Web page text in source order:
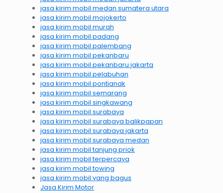
jasa kirim mobil medan sumatera utara
jasa kirim mobil mojokerto
jasa kirim mobil murah
jasa kirim mobil padang
jasa kirim mobil palembang
jasa kirim mobil pekanbaru
jasa kirim mobil pekanbaru jakarta
jasa kirim mobil pelabuhan
jasa kirim mobil pontianak
jasa kirim mobil semarang
jasa kirim mobil singkawang
jasa kirim mobil surabaya
jasa kirim mobil surabaya balikpapan
jasa kirim mobil surabaya jakarta
jasa kirim mobil surabaya medan
jasa kirim mobil tanjung priok
jasa kirim mobil terpercaya
jasa kirim mobil towing
jasa kirim mobil yang bagus
Jasa Kirim Motor